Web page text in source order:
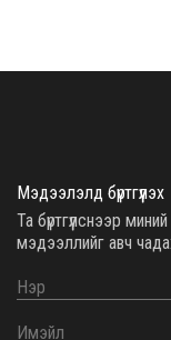
Мэдээлэлд бүртгүүлэх
Та бүртгүүлснээр
мэдээллийг авч